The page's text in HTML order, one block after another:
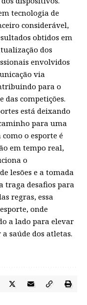
tecnologia de
considerável,
obtidos em
dos
envolvidos
via
para o
das competições.
está deixando
para uma
o esporte é
em tempo real,
o
lesões e a tomada
traga desafios para
regras, essa
onde
a lado para elevar
saúde dos atletas.